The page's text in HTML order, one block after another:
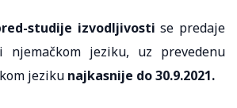
studije izvodljivosti se predaje
njemačkom jeziku, uz prevedenu
jeziku najkasnije do 30.9.2021.